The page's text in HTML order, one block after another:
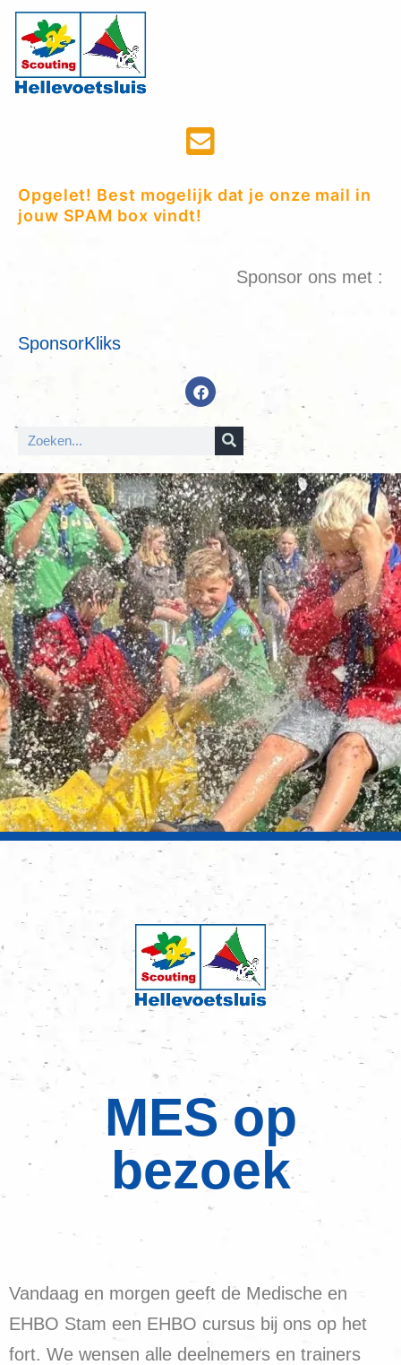
Opgelet! Best mogelijk dat je onze mail in
jouw SPAM box vindt!
Sponsor ons met :
SponsorKliks
MES op
bezoek
Vandaag en morgen geeft de Medische en
EHBO Stam een EHBO cursus bij ons op het
fort. We wensen alle deelnemers en trainers